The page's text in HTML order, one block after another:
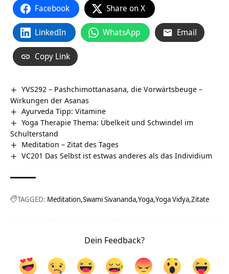
Facebook Share on X
LinkedIn WhatsApp Email
Copy Link
YVS292 – Pashchimottanasana, die Vorwärtsbeuge –
Wirkungen der Asanas
Ayurveda Tipp: Vitamine
Yoga Therapie Thema: Übelkeit und Schwindel im
Schulterstand
Meditation – Zitat des Tages
VC201 Das Selbst ist estwas anderes als das Individium
TAGGED: Meditation Swami Sivananda Yoga Yoga Vidya Zitate
Dein Feedback?